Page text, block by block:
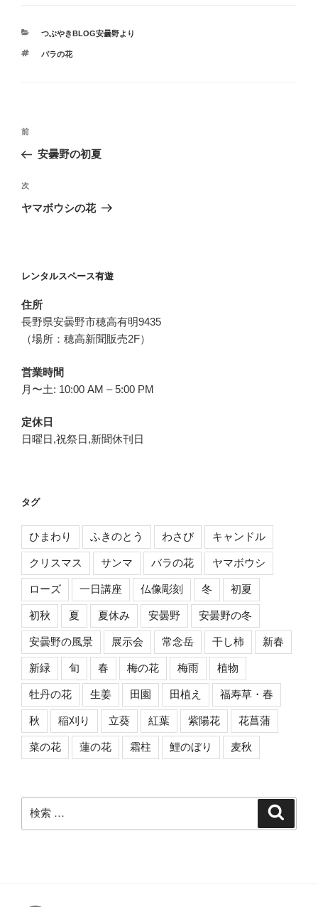
カ
ゴ
つぶやきBLOG安曇野より
タ
バラの花
投
ビ
ゲ
ン
過
去
投
稿
前
安曇野の初夏
次
の
次
ヤマボウシの花
レンタルスペース有遊
住所
長野県安曇野市穂高有明9435
（場所：穂高新聞販売2F）
営業時間
月〜土: 10:00 AM – 5:00 PM
定休日
日曜日,祝祭日,新聞休刊日
タグ
ひまわり ふきのとう わさび キャンドル
クリスマス サンマ バラの花 ヤマボウシ
ローズ 一日講座 仏像彫刻 冬 初夏
初秋 夏 夏休み 安曇野 安曇野の冬
安曇野の風景 展示会 常念岳 干し柿 新春
新緑 旬 春 梅の花 梅雨 植物
牡丹の花 生姜 田園 田植え 福寿草・春
秋 稲刈り 立葵 紅葉 紫陽花 花菖蒲
菜の花 蓮の花 霜柱 鯉のぼり 麦秋
検
索: